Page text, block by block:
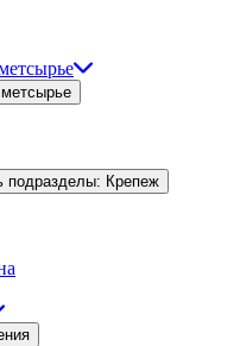
подразделы: Крепеж